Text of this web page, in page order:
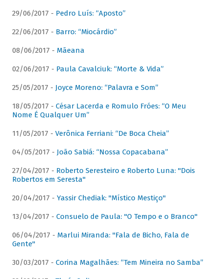
29/06/2017 - Pedro Luís: “Aposto”
22/06/2017 - Barro: “Miocárdio”
08/06/2017 - Mãeana
02/06/2017 - Paula Cavalciuk: “Morte & Vida”
25/05/2017 - Joyce Moreno: “Palavra e Som”
18/05/2017 - César Lacerda e Romulo Fróes: “O Meu
Nome É Qualquer Um”
11/05/2017 - Verônica Ferriani: “De Boca Cheia”
04/05/2017 - João Sabiá: “Nossa Copacabana”
27/04/2017 - Roberto Seresteiro e Roberto Luna: "Dois
Robertos em Seresta"
20/04/2017 - Yassir Chediak: "Místico Mestiço"
13/04/2017 - Consuelo de Paula: "O Tempo e o Branco"
06/04/2017 - Marlui Miranda: "Fala de Bicho, Fala de
Gente"
30/03/2017 - Corina Magalhães: “Tem Mineira no Samba”